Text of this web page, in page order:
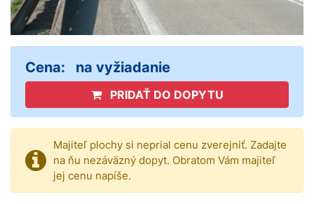
Cena: na vyžiadanie
PRIDAŤ DO DOPYTU
Majiteľ plochy si neprial cenu zverejniť. Zadajte
na ňu nezáväzný dopyt. Obratom Vám majiteľ
jej cenu napíše.